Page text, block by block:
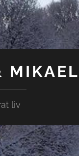
MIKAEL
liv